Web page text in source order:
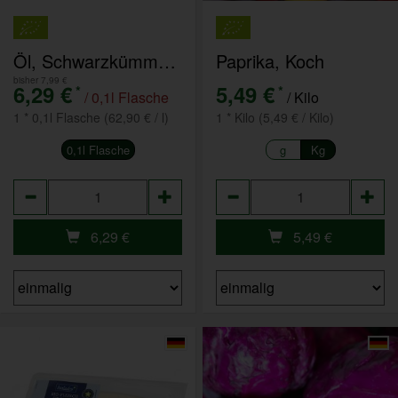
Öl, Schwarzkümmelöl - solange Vorrat reicht
bisher 7,99 €
6,29 € * / 0,1l Flasche
1 * 0,1l Flasche (62,90 € / l)
0,1l Flasche
6,29 €
Paprika, Koch
5,49 € * / Kilo
1 * Kilo (5,49 € / Kilo)
g Kg
5,49 €